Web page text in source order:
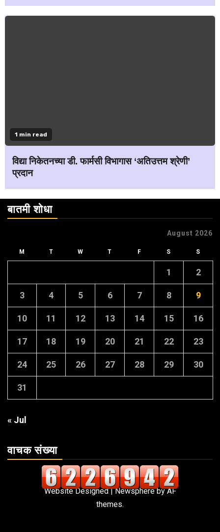
1 min read
विद्या निकेतनच्या डी. फार्मसी विभागास ‘अतिउत्तम श्रेणी’
प्रदान
बातमी शोधा
August 2026
M T W T F S S
1 2
3 4 5 6 7 8 9
10 11 12 13 14 15 16
17 18 19 20 21 22 23
24 25 26 27 28 29 30
31
« Jul
वाचक संख्या
Website Designed|Newsphereby AF
themes.